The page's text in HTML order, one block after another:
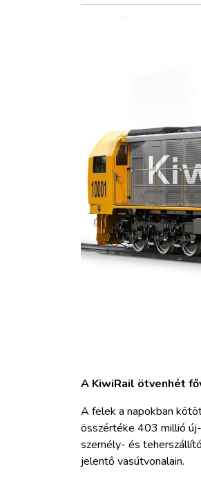
WEBSHOP
BELÉPÉS
REGISZTRÁCIÓ
A KiwiRail ötvenhét
A felek a napokban
összértéke 403 millió
személy- és
jelentő vasútvonalain.